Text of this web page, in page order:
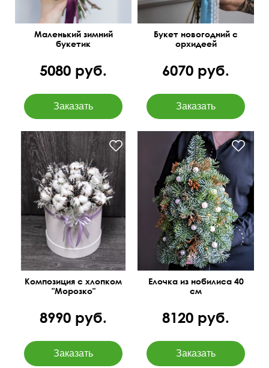
Маленький зимний
букетик
5080 руб.
Букет новогодний с
орхидеей
6070 руб.
Композиция с хлопком
"Морозко"
8990 руб.
Украшенная новогодней
атрибутикой
Елочка из нобилиса 40
см
8120 руб.